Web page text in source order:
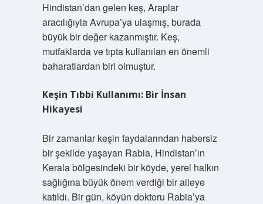
Hindistan’dan gelen keş, Araplar
aracılığıyla Avrupa’ya ulaşmış, burada
büyük bir değer kazanmıştır. Keş,
mutfaklarda ve tıpta kullanılan en önemli
baharatlardan biri olmuştur.
Keşin Tıbbi Kullanımı: Bir İnsan
Hikayesi
Bir zamanlar keşin faydalarından habersiz
bir şekilde yaşayan Rabia, Hindistan’ın
Kerala bölgesindeki bir köyde, yerel halkın
sağlığına büyük önem verdiği bir aileye
katıldı. Bir gün, köyün doktoru Rabia’ya